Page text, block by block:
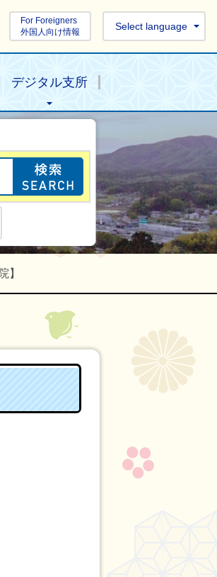
For Foreigners
外国人向け情報
Select language
デジタル支所
目的の情報を探
】